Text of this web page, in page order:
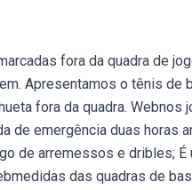
fora da quadra de
Apresentamos o tênis de
fora da quadra.
de emergência duas horas
de arremessos e dribles;
das quadras de